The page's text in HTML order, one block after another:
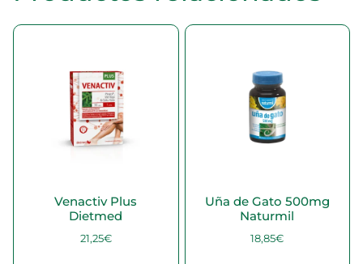
Venactiv Plus
Dietmed
21,25€
Uña de Gato 500mg
Naturmil
18,85€